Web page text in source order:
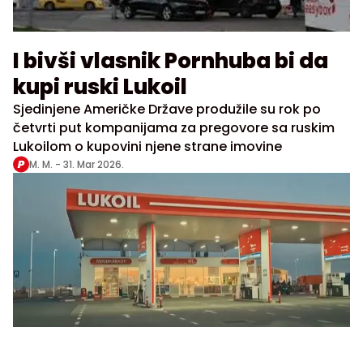
I bivši vlasnik Pornhuba bi da
kupi ruski Lukoil
Sjedinjene Američke Države produžile su rok po
četvrti put kompanijama za pregovore sa ruskim
Lukoilom o kupovini njene strane imovine
M. M. - 31. Mar 2026.